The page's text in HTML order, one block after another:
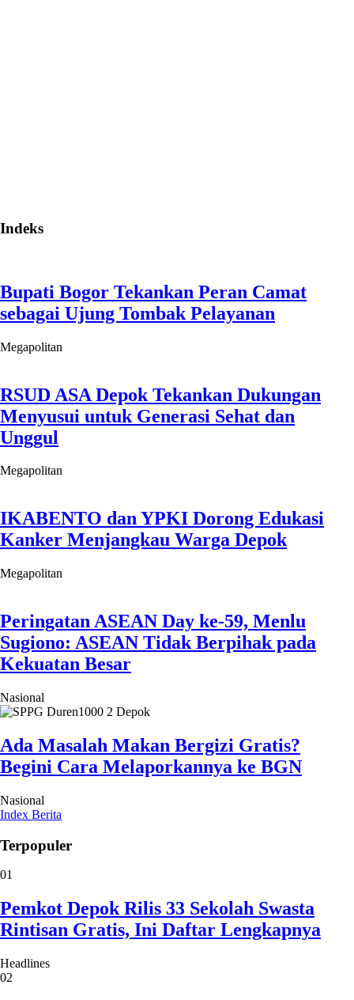
Indeks
Bupati Bogor Tekankan Peran Camat
sebagai Ujung Tombak Pelayanan
Megapolitan
RSUD ASA Depok Tekankan Dukungan
Menyusui untuk Generasi Sehat dan
Unggul
Megapolitan
IKABENTO dan YPKI Dorong Edukasi
Kanker Menjangkau Warga Depok
Megapolitan
Peringatan ASEAN Day ke-59, Menlu
Sugiono: ASEAN Tidak Berpihak pada
Kekuatan Besar
Nasional
Ada Masalah Makan Bergizi Gratis?
Begini Cara Melaporkannya ke BGN
Nasional
Index Berita
Terpopuler
01
Pemkot Depok Rilis 33 Sekolah Swasta
Rintisan Gratis, Ini Daftar Lengkapnya
Headlines
02